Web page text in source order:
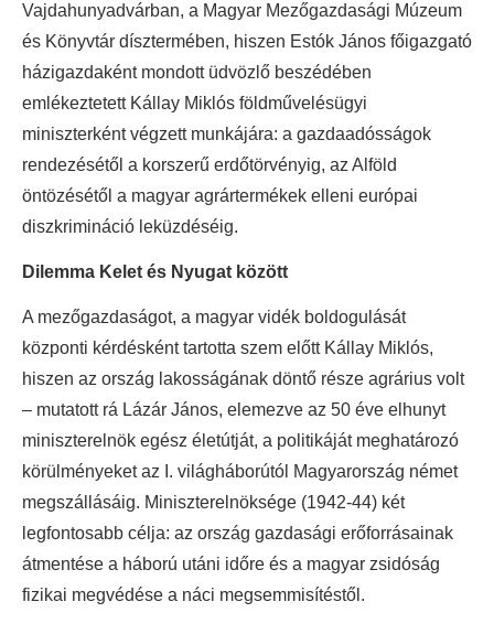
Vajdahunyadvárban, a Magyar Mezőgazdasági Múzeum
és Könyvtár dísztermében, hiszen Estók János főigazgató
házigazdaként mondott üdvözlő beszédében
emlékeztetett Kállay Miklós földművelésügyi
miniszterként végzett munkájára: a gazdaadósságok
rendezésétől a korszerű erdőtörvényig, az Alföld
öntözésétől a magyar agrártermékek elleni európai
diszkrimináció leküzdéséig.
Dilemma Kelet és Nyugat között
A mezőgazdaságot, a magyar vidék boldogulását
központi kérdésként tartotta szem előtt Kállay Miklós,
hiszen az ország lakosságának döntő része agrárius volt
– mutatott rá Lázár János, elemezve az 50 éve elhunyt
miniszterelnök egész életútját, a politikáját meghatározó
körülményeket az I. világháborútól Magyarország német
megszállásáig. Miniszterelnöksége (1942-44) két
legfontosabb célja: az ország gazdasági erőforrásainak
átmentése a háború utáni időre és a magyar zsidóság
fizikai megvédése a náci megsemmisítéstől.